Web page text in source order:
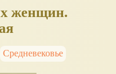
женщин.
Средневековье